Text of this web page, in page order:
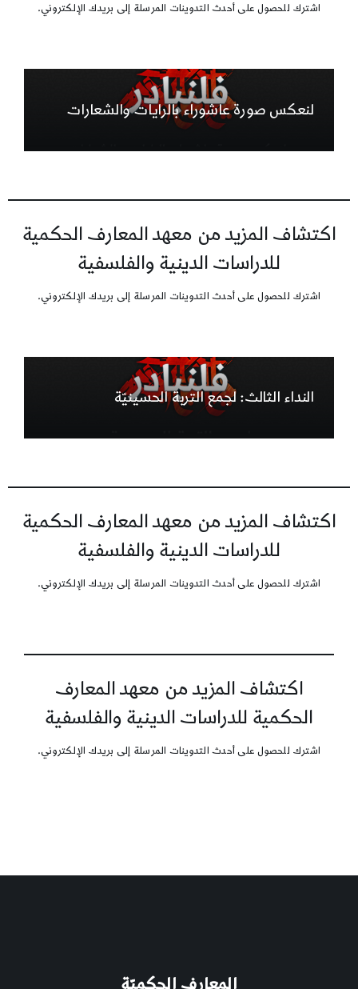
اشترك للحصول على أحدث التدوينات المرسلة إلى بريدك الإلكتروني.
لنعكس صورة عاشوراء بالرايات والشعارات
اكتشاف المزيد من معهد المعارف الحكمية
للدراسات الدينية والفلسفية
اشترك للحصول على أحدث التدوينات المرسلة إلى بريدك الإلكتروني.
النداء الثالث: لجمع التربة الحسينيّة
اكتشاف المزيد من معهد المعارف الحكمية
للدراسات الدينية والفلسفية
اشترك للحصول على أحدث التدوينات المرسلة إلى بريدك الإلكتروني.
اكتشاف المزيد من معهد المعارف
الحكمية للدراسات الدينية والفلسفية
اشترك للحصول على أحدث التدوينات المرسلة إلى بريدك الإلكتروني.
المعارف الحكميّة